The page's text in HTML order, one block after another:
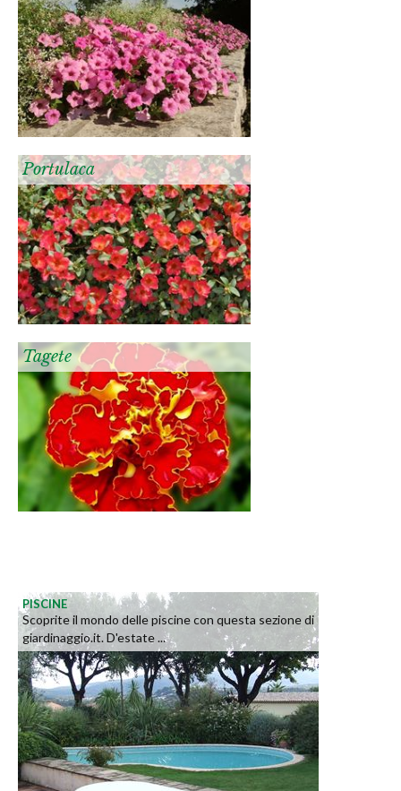
Portulaca
Tagete
PISCINE
Scoprite il mondo delle piscine con questa sezione di
giardinaggio.it. D'estate ...